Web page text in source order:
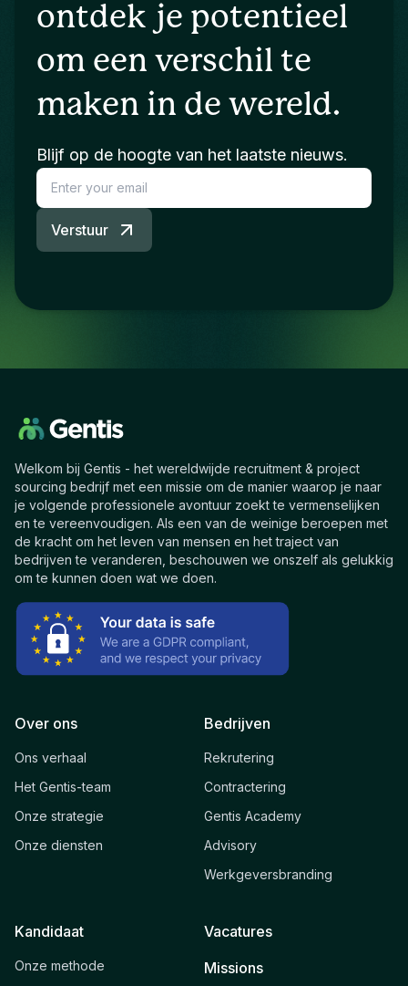
ontdek je potentieel
om een verschil te
maken in de wereld.
Blijf op de hoogte van het laatste nieuws.
Verstuur
Welkom bij Gentis - het wereldwijde recruitment & project
sourcing bedrijf met een missie om de manier waarop je naar
je volgende professionele avontuur zoekt te vermenselijken
en te vereenvoudigen. Als een van de weinige beroepen met
de kracht om het leven van mensen en het traject van
bedrijven te veranderen, beschouwen we onszelf als gelukkig
om te kunnen doen wat we doen.
Over ons
Ons verhaal
Het Gentis-team
Onze strategie
Onze diensten
Bedrijven
Rekrutering
Contractering
Gentis Academy
Advisory
Werkgeversbranding
Kandidaat
Onze methode
Vacatures
Missions